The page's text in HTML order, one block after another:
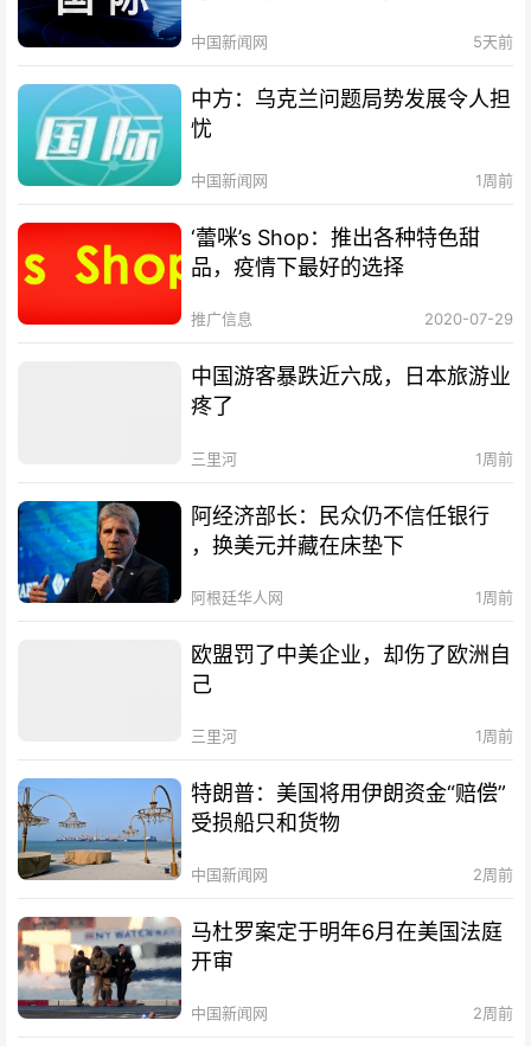
中国新闻网 5天前
中方：乌克兰问题局势发展令人担
忧
中国新闻网 1周前
‘蕾咪’s Shop：推出各种特色甜
品，疫情下最好的选择
推广信息 2020-07-29
中国游客暴跌近六成，日本旅游业
疼了
三里河 1周前
阿经济部长：民众仍不信任银行
，换美元并藏在床垫下
阿根廷华人网 1周前
欧盟罚了中美企业，却伤了欧洲自
己
三里河 1周前
特朗普：美国将用伊朗资金“赔偿”
受损船只和货物
中国新闻网 2周前
马杜罗案定于明年6月在美国法庭
开审
中国新闻网 2周前